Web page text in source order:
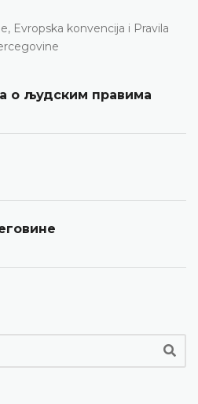
Evropska konvencija i Pravila
о људским правима